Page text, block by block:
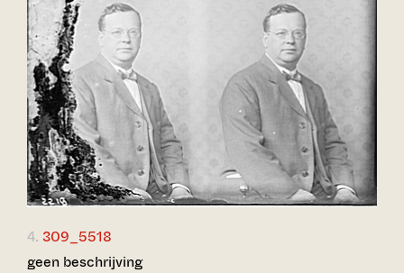
4. 309_5518
geen beschrijving